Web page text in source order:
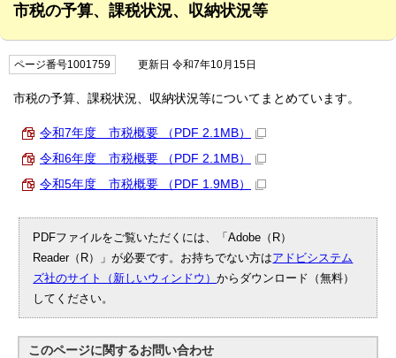
市税の予算、課税状況、収納状況等
ページ番号1001759 更新日 令和7年10月15日
市税の予算、課税状況、収納状況等についてまとめています。
令和7年度 市税概要 （PDF 2.1MB）
令和6年度 市税概要 （PDF 2.1MB）
令和5年度 市税概要 （PDF 1.9MB）
PDFファイルをご覧いただくには、「Adobe（R）
Reader（R）」が必要です。お持ちでない方はアドビシステム
ズ社のサイト（新しいウィンドウ）からダウンロード（無料）
してください。
このページに関するお問い合わせ